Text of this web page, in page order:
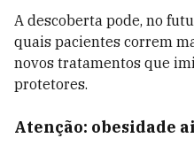
A descoberta pode, no
quais pacientes correm
novos tratamentos que
protetores.
Atenção: obesidade